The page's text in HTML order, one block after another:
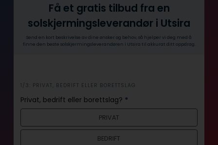
Få et gratis tilbud fra en
solskjermingsleverandør i Utsira
Send en kort beskrivelse av dine ønsker og behov, så hjelper vi deg med å
finne den beste solskjermingsleverandøren i Utsira til akkurat ditt oppdrag.
i
n
n
o
1/3: PRIVAT, BEDRIFT ELLER BORETTSLAG
Privat, bedrift eller borettslag? *
PRIVAT
BEDRIFT